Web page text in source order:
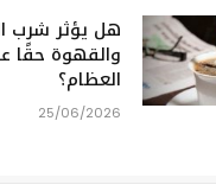
هل يؤثر شرب
والقهوة حقًا
العظام؟
25/06/2026